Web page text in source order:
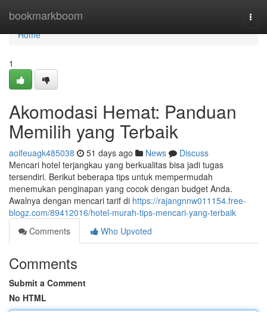
bookmarkboom
Home
Home
1
Akomodasi Hemat: Panduan
Memilih yang Terbaik
aoifeuagk485038 51 days ago News
Discuss
Mencari hotel terjangkau yang berkualitas bisa jadi tugas
tersendiri. Berikut beberapa tips untuk mempermudah
menemukan penginapan yang cocok dengan budget Anda.
Awalnya dengan mencari tarif di https://rajangnnw011154.free-
blogz.com/89412016/hotel-murah-tips-mencari-yang-terbaik
Comments
Who Upvoted
Comments
Submit a Comment
No HTML